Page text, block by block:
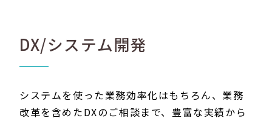
DX/システム開発
システムを使った業務効率化はもちろん、業務
改革を含めたDXのご相談まで、豊富な実績から